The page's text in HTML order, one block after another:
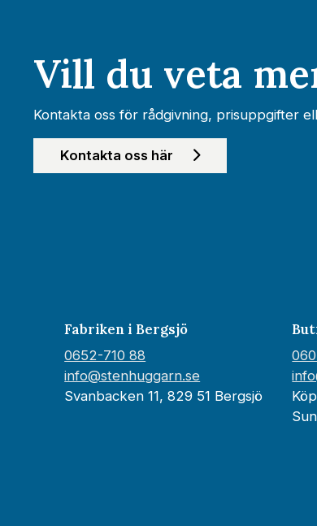
Vill du veta
Kontakta oss för rådgivning, prisuppgifter
Kontakta oss här
Fabriken i Bergsjö
0652-710 88
info@stenhuggarn.se
Svanbacken 11, 829 51 Bergsjö